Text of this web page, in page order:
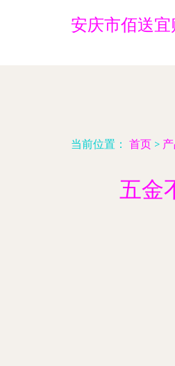
安庆市佰送
当前位置： 首页 >
五金